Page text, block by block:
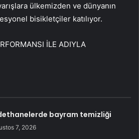
ülkemizden ve dünyanın
bisikletçiler katılıyor.
İLE ADIYLA
bayram temizliği
7, 2026